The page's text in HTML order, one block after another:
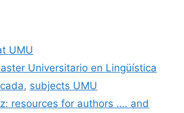
UMU
Universitario en Lingüística
, subjects UMU
resources for authors …. and